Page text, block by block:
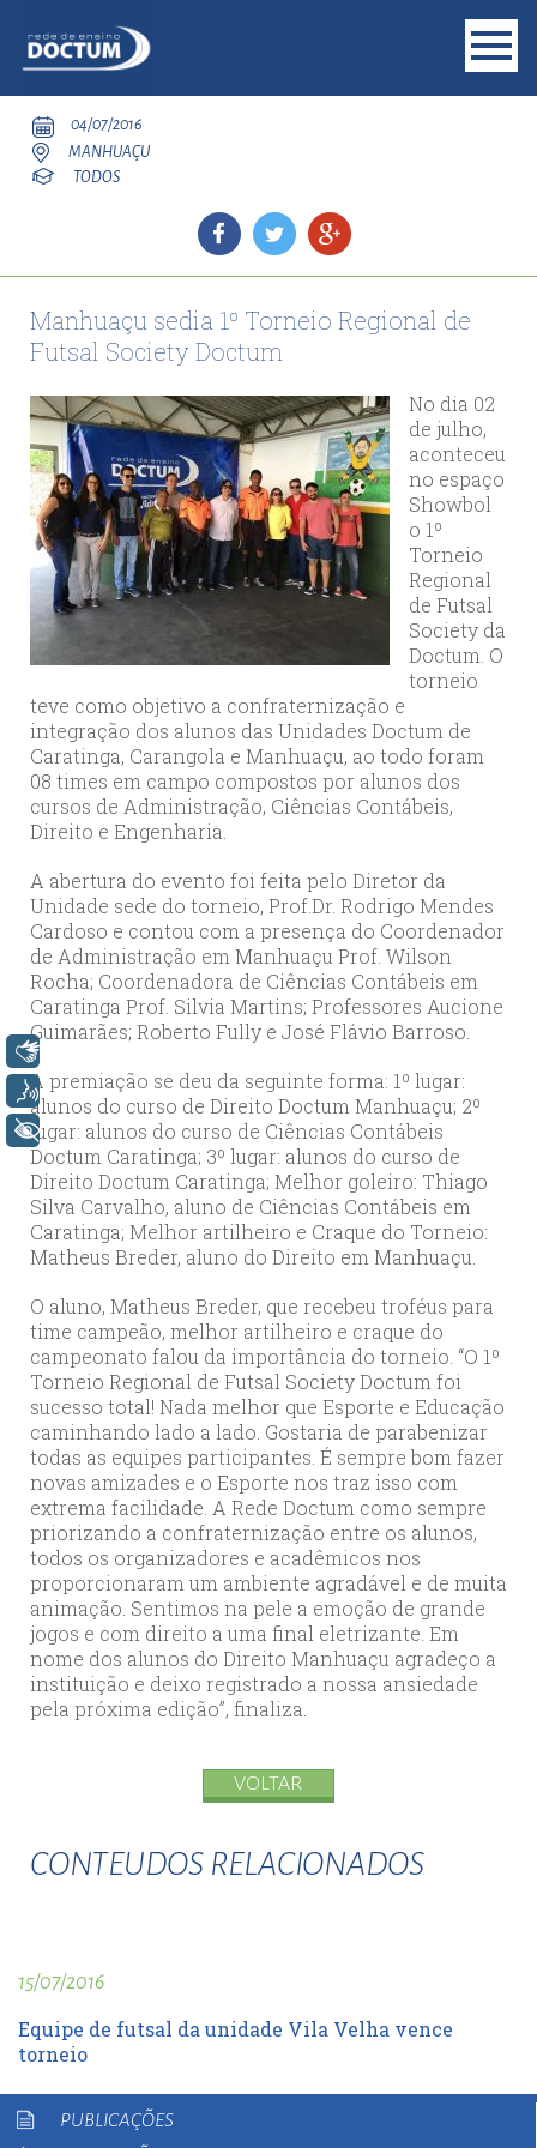
04/07/2016
MANHUAÇU
TODOS
Manhuaçu sedia 1º Torneio Regional de
Futsal Society Doctum
No dia 02
de julho,
aconteceu
no espaço
Showbol
o 1º
Torneio
Regional
de Futsal
Society da
Doctum. O
torneio
teve como objetivo a confraternização e
integração dos alunos das Unidades Doctum de
Caratinga, Carangola e Manhuaçu, ao todo foram
08 times em campo compostos por alunos dos
cursos de Administração, Ciências Contábeis,
Direito e Engenharia.
A abertura do evento foi feita pelo Diretor da
Unidade sede do torneio, Prof.Dr. Rodrigo Mendes
Cardoso e contou com a presença do Coordenador
de Administração em Manhuaçu Prof. Wilson
Rocha; Coordenadora de Ciências Contábeis em
Caratinga Prof. Silvia Martins; Professores Aucione
Guimarães; Roberto Fully e José Flávio Barroso.
A premiação se deu da seguinte forma: 1º lugar:
alunos do curso de Direito Doctum Manhuaçu; 2º
lugar: alunos do curso de Ciências Contábeis
Doctum Caratinga; 3º lugar: alunos do curso de
Direito Doctum Caratinga; Melhor goleiro: Thiago
Silva Carvalho, aluno de Ciências Contábeis em
Caratinga; Melhor artilheiro e Craque do Torneio:
Matheus Breder, aluno do Direito em Manhuaçu.
O aluno, Matheus Breder, que recebeu troféus para
time campeão, melhor artilheiro e craque do
campeonato falou da importância do torneio. “O 1º
Torneio Regional de Futsal Society Doctum foi
sucesso total! Nada melhor que Esporte e Educação
caminhando lado a lado. Gostaria de parabenizar
todas as equipes participantes. É sempre bom fazer
novas amizades e o Esporte nos traz isso com
extrema facilidade. A Rede Doctum como sempre
priorizando a confraternização entre os alunos,
todos os organizadores e acadêmicos nos
proporcionaram um ambiente agradável e de muita
animação. Sentimos na pele a emoção de grande
jogos e com direito a uma final eletrizante. Em
nome dos alunos do Direito Manhuaçu agradeço a
instituição e deixo registrado a nossa ansiedade
pela próxima edição”, finaliza.
VOLTAR
CONTEUDOS RELACIONADOS
15/07/2016
Equipe de futsal da unidade Vila Velha vence
torneio
PUBLICAÇÕES
Voz
+ Acessibilidade